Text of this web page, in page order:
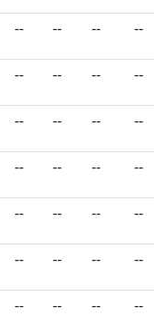
-- -- -- --
-- -- -- --
-- -- -- --
-- -- -- --
-- -- -- --
-- -- -- --
-- -- -- --